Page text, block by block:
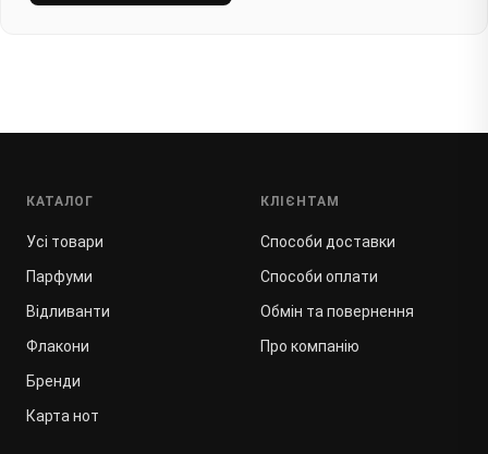
КАТАЛОГ
Усі товари
Парфуми
Відливанти
Флакони
Бренди
Карта нот
КЛІЄНТАМ
Способи доставки
Способи оплати
Обмін та повернення
Про компанію